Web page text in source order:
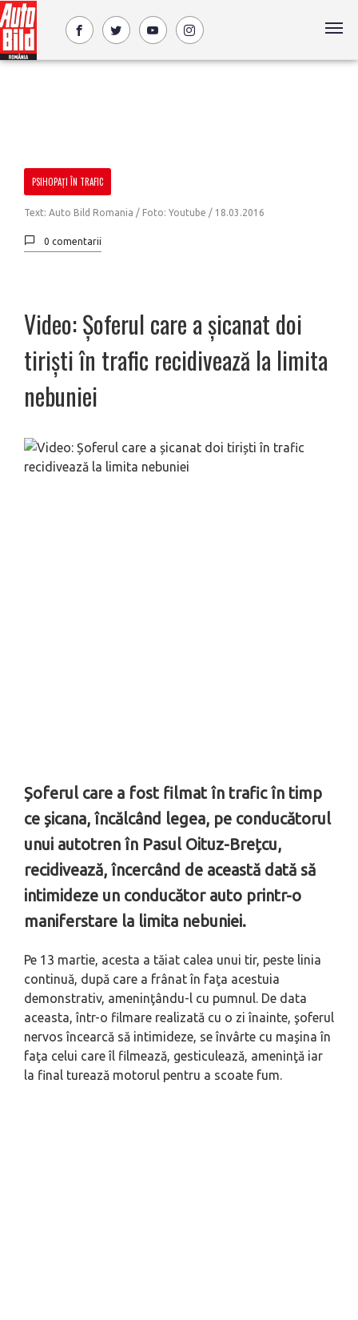
PSIHOPAȚI ÎN TRAFIC
Text: Auto Bild Romania / Foto: Youtube / 18.03.2016
0 comentarii
Video: Șoferul care a șicanat doi
tiriști în trafic recidivează la limita
nebuniei
Șoferul care a fost filmat în trafic în timp
ce șicana, încălcând legea, pe conducătorul
unui autotren în Pasul Oituz-Brețcu,
recidivează, încercând de această dată să
intimideze un conducător auto printr-o
maniferstare la limita nebuniei.
Pe 13 martie, acesta a tăiat calea unui tir, peste linia
continuă, după care a frânat în faţa acestuia
demonstrativ, ameninţându-l cu pumnul. De data
aceasta, într-o filmare realizată cu o zi înainte, şoferul
nervos încearcă să intimideze, se învârte cu maşina în
faţa celui care îl filmează, gesticulează, ameninţă iar
la final turează motorul pentru a scoate fum.